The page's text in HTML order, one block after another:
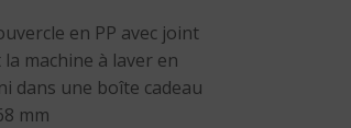
en PP avec joint
machine à laver en
dans une boîte cadeau
mm